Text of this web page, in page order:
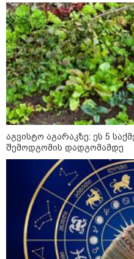
2008
ომის
სხვა
ვიცი
აგვისტო აგარაკზე: ეს 5
შემოდგომის დადგომამდე